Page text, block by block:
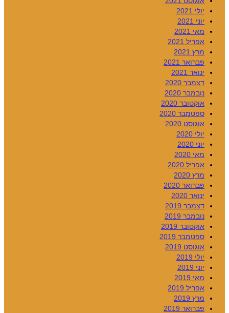
יולי 2021
יוני 2021
מאי 2021
אפריל 2021
מרץ 2021
פברואר 2021
ינואר 2021
דצמבר 2020
נובמבר 2020
אוקטובר 2020
ספטמבר 2020
אוגוסט 2020
יולי 2020
יוני 2020
מאי 2020
אפריל 2020
מרץ 2020
פברואר 2020
ינואר 2020
דצמבר 2019
נובמבר 2019
אוקטובר 2019
ספטמבר 2019
אוגוסט 2019
יולי 2019
יוני 2019
מאי 2019
אפריל 2019
מרץ 2019
פברואר 2019